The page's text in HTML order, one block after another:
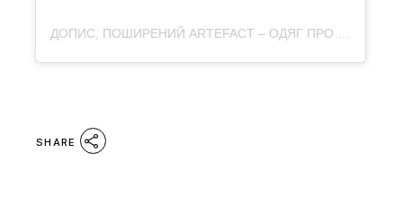
ДОПИС, ПОШИРЕНИЙ ARTEFACT – ОДЯГ ПРО КУЛЬТУРУ (@ARTEFACT.MERCH)
SHARE